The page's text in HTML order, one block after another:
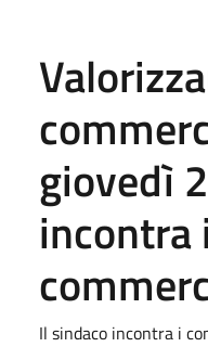
giovedì
incontra i
Il sindaco incontra i